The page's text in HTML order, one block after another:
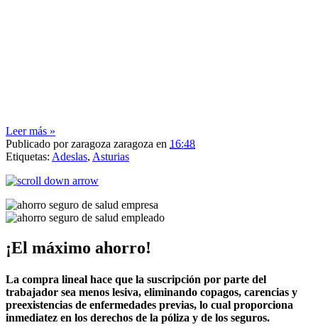
Leer más »
Publicado porzaragoza zaragoza en 16:48
Etiquetas: Adeslas, Asturias
¡El máximo ahorro!
La compra lineal hace que la suscripción por parte del
trabajador sea menos lesiva, eliminando copagos, carencias y
preexistencias de enfermedades previas, lo cual proporciona
inmediatez en los derechos de la póliza y de los seguros.